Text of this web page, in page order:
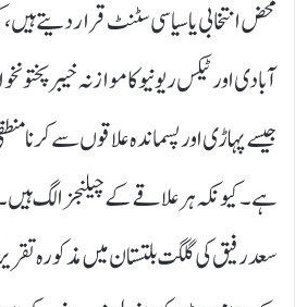
محض انتخابی یا سیاسی سٹنٹ قرار دیتے
آبادی اور ٹیکس ریونیو کا موازنہ خیبر
جیسے پہاڑی اور پسماندہ علاقوں سے کرنا
ہے۔ کیونکہ ہر علاقے کے چیلنجز الگ
سعد رفیق کی گلگت بلتستان میں مذکورہ